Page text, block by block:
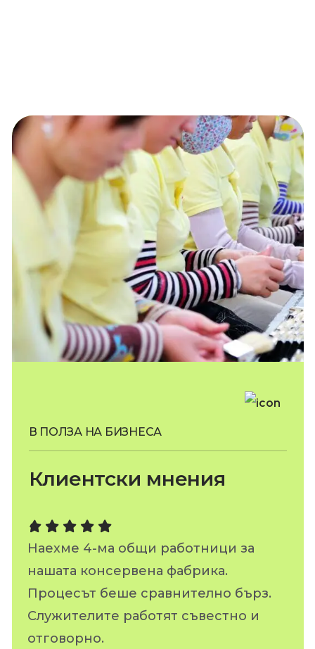
В ПОЛЗА НА БИЗНЕСА
Клиентски мнения
Наехме служители за нашия шивашки
цех с трудов договор за 3 години.
Доволни сме от качеството на работа
на хората. Препоръчваме Rabotnici.eu.
Анелия Гаджева